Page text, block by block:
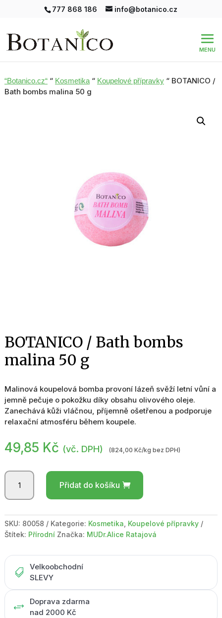
777 868 186 info@botanico.cz
“Botanico.cz““ Kosmetika“ Koupelové přípravky“ BOTANICO /
Bath bombs malina 50 g
BOTANICO / Bath bombs
malina 50 g
Malinová koupelová bomba provoní lázeň svěží letní vůní a
jemně pečuje o pokožku díky obsahu olivového oleje.
Zanechává kůži vláčnou, příjemně ošetřenou a podporuje
relaxační atmosféru během koupele.
49,85 Kč (vč. DPH) (824,00 Kč/kg bez DPH)
BOTANICO
Bath
malina
50
Přidat do košíku
SKU: 80058 Kategorie: Kosmetika Koupelové přípravky
Štítek: Přírodní Značka: MUDr.Alice Ratajová

Velkoobchodní
SLEVY
+
Doprava zdarma
nad 2000 Kč